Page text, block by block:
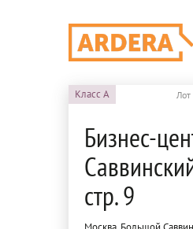
Класс A
Бизнес-
стр. 9